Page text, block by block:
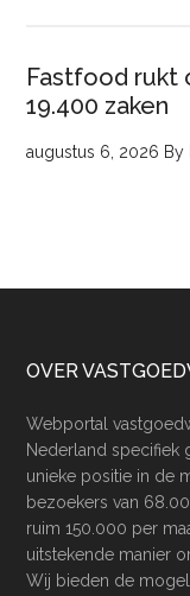
Fastfood rukt
19.400 zaken
augustus 6, 2026 By
Footer
OVER
Webportal
Nederland specifiek
unieke positie in de
bezoekers van
ruim 150.000 per
uitstekende manier
Wij bieden de